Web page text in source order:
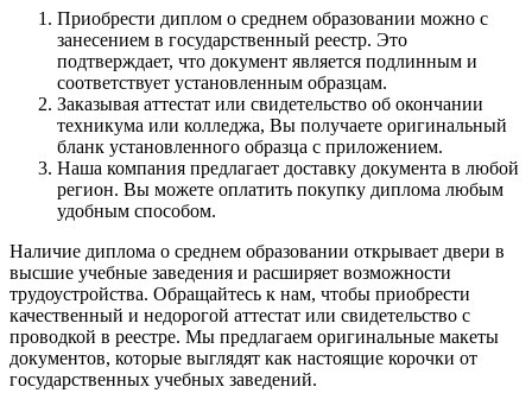
Приобрести диплом о среднем образовании можно с
занесением в государственный реестр. Это
подтверждает, что документ является подлинным и
соответствует установленным образцам.
Заказывая аттестат или свидетельство об окончании
техникума или колледжа, Вы получаете оригинальный
бланк установленного образца с приложением.
Наша компания предлагает доставку документа в любой
регион. Вы можете оплатить покупку диплома любым
удобным способом.
Наличие диплома о среднем образовании открывает двери в
высшие учебные заведения и расширяет возможности
трудоустройства. Обращайтесь к нам, чтобы приобрести
качественный и недорогой аттестат или свидетельство с
проводкой в реестре. Мы предлагаем оригинальные макеты
документов, которые выглядят как настоящие корочки от
государственных учебных заведений.